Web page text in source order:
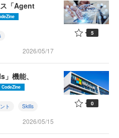
「Agent
2026/05/17
5
機能、
CodeZine
ト Skills
2026/05/15
0